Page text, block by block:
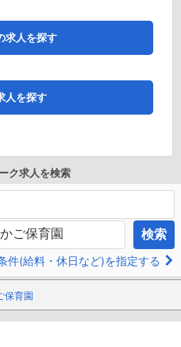
求人を探す
人を探す
ク求人を検索
検索
件(給料・休日など)を指定する
保育園